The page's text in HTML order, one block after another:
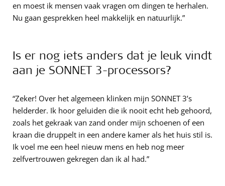
en moest ik mensen vaak vragen om dingen te herhalen.
Nu gaan gesprekken heel makkelijk en natuurlijk.”
Is er nog iets anders dat je leuk vindt
aan je SONNET 3-processors?
“Zeker! Over het algemeen klinken mijn SONNET 3’s
helderder. Ik hoor geluiden die ik nooit echt heb gehoord,
zoals het gekraak van zand onder mijn schoenen of een
kraan die druppelt in een andere kamer als het huis stil is.
Ik voel me een heel nieuw mens en heb nog meer
zelfvertrouwen gekregen dan ik al had.”